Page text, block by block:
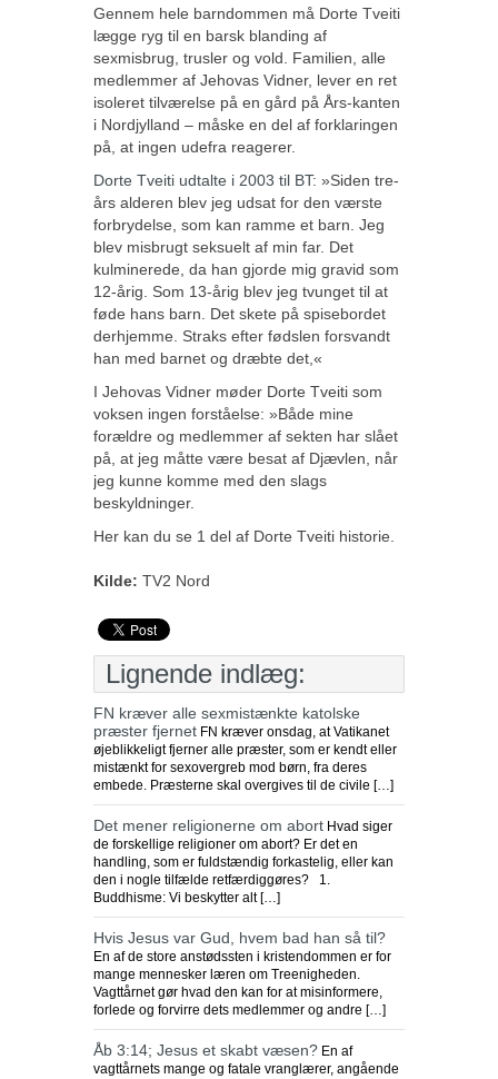
Gennem hele barndommen må Dorte Tveiti
lægge ryg til en barsk blanding af
sexmisbrug, trusler og vold. Familien, alle
medlemmer af Jehovas Vidner, lever en ret
isoleret tilværelse på en gård på Års-kanten
i Nordjylland – måske en del af forklaringen
på, at ingen udefra reagerer.
Dorte Tveiti udtalte i 2003 til BT: »Siden tre-
års alderen blev jeg udsat for den værste
forbrydelse, som kan ramme et barn. Jeg
blev misbrugt seksuelt af min far. Det
kulminerede, da han gjorde mig gravid som
12-årig. Som 13-årig blev jeg tvunget til at
føde hans barn. Det skete på spisebordet
derhjemme. Straks efter fødslen forsvandt
han med barnet og dræbte det,«
I Jehovas Vidner møder Dorte Tveiti som
voksen ingen forståelse: »Både mine
forældre og medlemmer af sekten har slået
på, at jeg måtte være besat af Djævlen, når
jeg kunne komme med den slags
beskyldninger.
Her kan du se 1 del af Dorte Tveiti historie.
Kilde: TV2 Nord
Lignende indlæg:
FN kræver alle sexmistænkte katolske
præster fjernet FN kræver onsdag, at Vatikanet
øjeblikkeligt fjerner alle præster, som er kendt eller
mistænkt for sexovergreb mod børn, fra deres
embede. Præsterne skal overgives til de civile […]
Det mener religionerne om abort Hvad siger
de forskellige religioner om abort? Er det en
handling, som er fuldstændig forkastelig, eller kan
den i nogle tilfælde retfærdiggøres? 1.
Buddhisme: Vi beskytter alt […]
Hvis Jesus var Gud, hvem bad han så til?
En af de store anstødssten i kristendommen er for
mange mennesker læren om Treenigheden.
Vagttårnet gør hvad den kan for at misinformere,
forlede og forvirre dets medlemmer og andre […]
Åb 3:14; Jesus et skabt væsen? En af
vagttårnets mange og fatale vranglærer, angående